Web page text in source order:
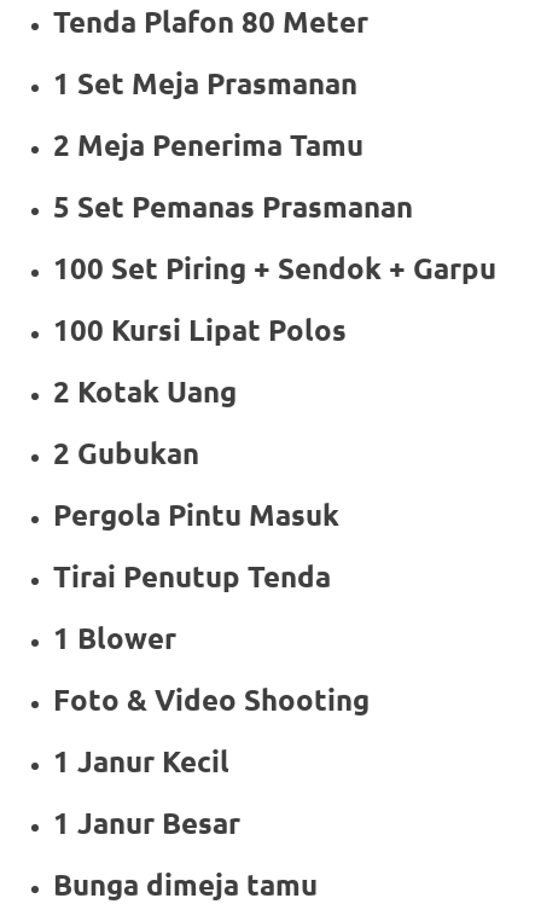
Tenda Plafon 80 Meter
1 Set Meja Prasmanan
2 Meja Penerima Tamu
5 Set Pemanas Prasmanan
100 Set Piring + Sendok + Garpu
100 Kursi Lipat Polos
2 Kotak Uang
2 Gubukan
Pergola Pintu Masuk
Tirai Penutup Tenda
1 Blower
Foto & Video Shooting
1 Janur Kecil
1 Janur Besar
Bunga dimeja tamu